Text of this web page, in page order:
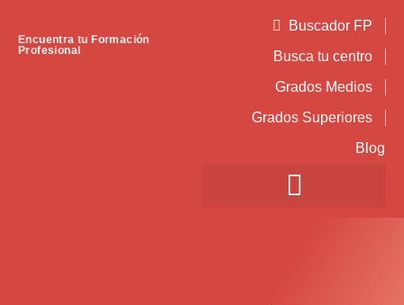
Encuentra tu Formación
Profesional
Buscador FP
Busca tu centro
Grados Medios
Grados Superiores
Blog